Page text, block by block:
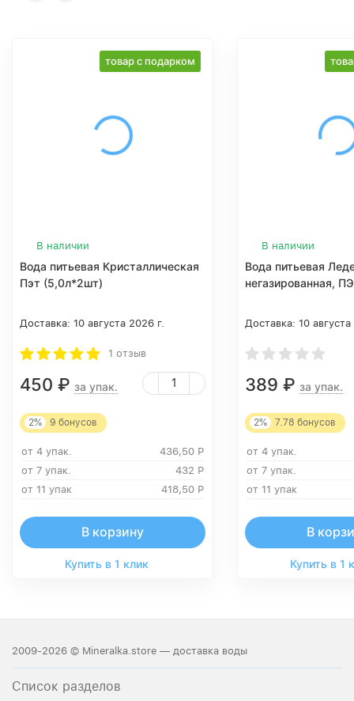
товар с подарком
В наличии
Вода питьевая Кристаллическая
Пэт (5,0л*2шт)
Доставка: 10 августа 2026 г.
1 отзыв
450 ₽ за упак.
2% 9 бонусов
от 4 упак. 436,50 Р
от 7 упак.
432 Р
от 11 упак
418,50 Р
В корзину
Купить в 1 клик
В наличии
Вода питьевая
негазированная,
Доставка: 10
389 ₽ за упак.
2% 7.78 бонусов
от 4 упак.
от 7 упак.
от 11 упак
В
Купить в 1
2009-2026 © Mineralka.store — доставка воды
Список разделов